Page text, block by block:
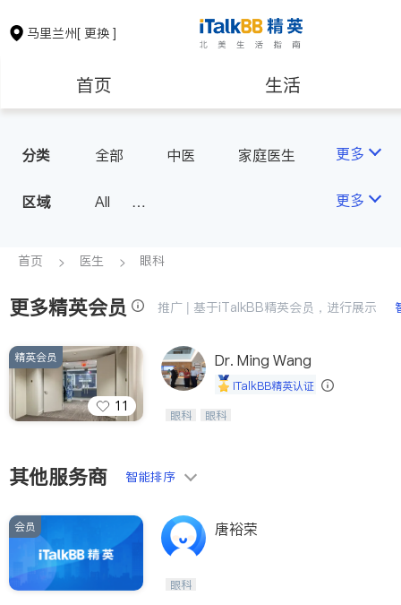
马里兰州[ 更换 ]
首页 生活
保险理财
银行贷款
建筑装修 教育
养老 非盈利组织
分类 全部 中医
家庭医生
妇科
骨科
更多
区域
All
D.C.)
更多
首页 医生 眼科
更多精英会员 推广 | 基于iTalkBB精英会员，进行展示
11
精英会员 Dr. Ming Wang
iTalkBB精英认证
Wang Vision Institute has more tha
眼科 眼科
其他服务商 智能排序
会员 唐裕荣
眼科